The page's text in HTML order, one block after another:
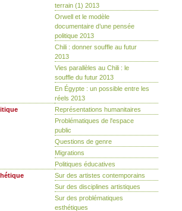
terrain (1) 2013
Orwell et le modèle
documentaire d’une pensée
politique 2013
Chili : donner souffle au futur
2013
Vies parallèles au Chili : le
souffle du futur 2013
En Égypte : un possible entre les
réels 2013
Représentations humanitaires
Problématiques de l'espace
public
Questions de genre
Migrations
Politiques éducatives
Sur des artistes contemporains
Sur des disciplines artistiques
Sur des problématiques
esthétiques